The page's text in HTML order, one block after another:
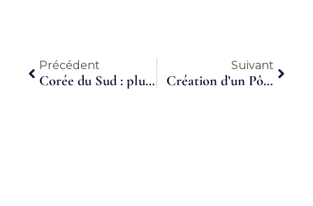
Précédent
Précédent
Corée du Sud : plus de 6 millions d’employés temporaires et à temps partiel, une première
Suivant
Création d’un Pôle Automobile au sein d’Alliance Emploi